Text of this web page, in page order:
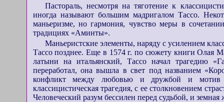
Пастораль, несмотря на тяготение к
иногда называют большим мадригалом Тассо.
маньеризме, но гармония, чувство меры в
традициях «Аминты».
Маньеристские элементы, наряду с усилением
Тассо позднее. Еще в 1574 г. по сюжету книги Олая
латыни на итальянский, Тассо начал трагедию
переработал, она вышла в свет под названием
конфликт между любовью и дружбой и мотив
классицистическая трагедия, с ее столкновением
Человеческий разум бессилен перед судьбой, и